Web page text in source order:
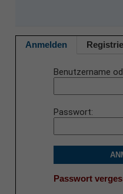
Anmelden
Benutzername
Passwort
Passwort